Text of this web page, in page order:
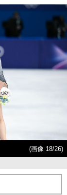
(画像 18/26)